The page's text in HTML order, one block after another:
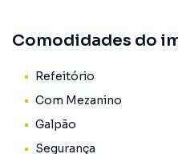
✅ Acesso amplo para
✅ Excelente ventilação
✅ Layout versátil para
Distribuição do imóvel:
Comodidades do
Refeitório
Com Mezanino
Galpão
Segurança